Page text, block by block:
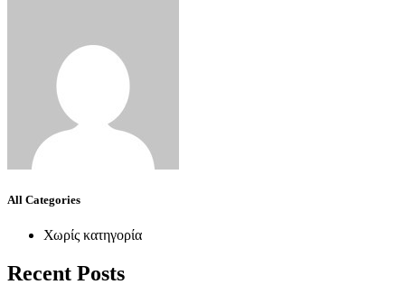
All Categories
Χωρίς κατηγορία
Recent Posts